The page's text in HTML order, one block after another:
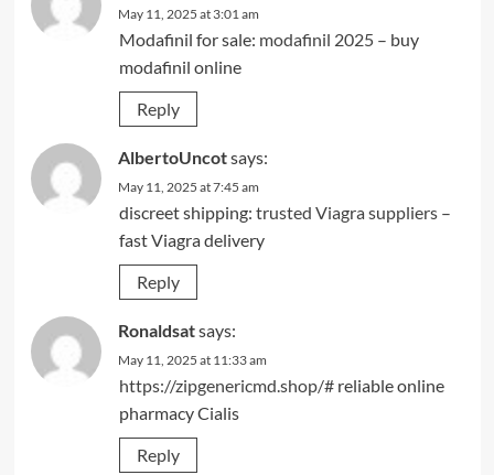
May 11, 2025 at 3:01 am
Modafinil for sale: modafinil 2025– buy
modafinil online
Reply
AlbertoUncotsays:
May 11, 2025 at 7:45 am
discreet shipping: trusted Viagra suppliers–
fast Viagra delivery
Reply
Ronaldsatsays:
May 11, 2025 at 11:33 am
https://zipgenericmd.shop/#reliable online
pharmacy Cialis
Reply